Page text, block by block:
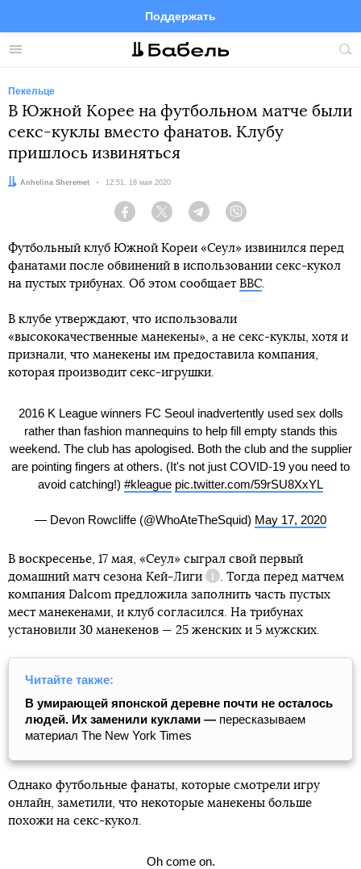
Меню
Поддержать
FacebookTelegramTwitter
Пекельце
В Южной Корее на футбольном матче были
секс-куклы вместо фанатов. Клубу
пришлось извиняться
Автор:
Anhelina Sheremet Дата:
12:51, 18 мая 2020
Facebook Twitter Telegram
Футбольный клуб Южной Кореи «Сеул» извинился перед
фанатами после обвинений в использовании секс-кукол
на пустых трибунах. Об этом сообщает BBC.
В клубе утверждают, что использовали
«высококачественные манекены», а не секс-куклы, хотя и
признали, что манекены им предоставила компания,
которая производит секс-игрушки.
2016 K League winners FC Seoul inadvertently used sex dolls
rather than fashion mannequins to help fill empty stands this
weekend. The club has apologised. Both the club and the supplier
are pointing fingers at others. (It's not just COVID-19 you need to
avoid catching!) #kleague pic.twitter.com/59rSU8XxYL
— Devon Rowcliffe (@WhoAteTheSquid) May 17, 2020
В воскресенье, 17 мая, «Сеул» сыграл свой первый
домашний матч сезона Кей-Лиги
Справка
. Тогда перед матчем
компания Dalcom предложила заполнить часть пустых
мест манекенами, и клуб согласился. На трибунах
установили 30 манекенов — 25 женских и 5 мужских.
Читайте также:
В умирающей японской деревне почти не осталось
людей. Их заменили куклами — пересказываем
материал The New York Times
Однако футбольные фанаты, которые смотрели игру
онлайн, заметили, что некоторые манекены больше
похожи на секс-кукол.
Oh come on.